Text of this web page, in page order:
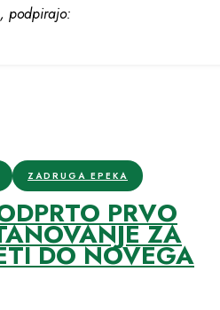
podpirajo:
ZADRUGA EPEKA
PRVO
ZA
DO NOVEGA